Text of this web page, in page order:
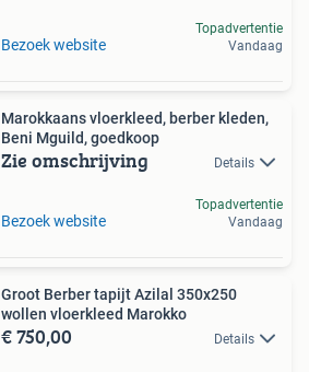
Bezoek website
Topadvertentie
Vandaag
Marokkaans vloerkleed, berber kleden,
Beni Mguild, goedkoop
Zie omschrijving Details
Bezoek website
Topadvertentie
Vandaag
Groot Berber tapijt Azilal 350x250
wollen vloerkleed Marokko
€ 750,00 Details